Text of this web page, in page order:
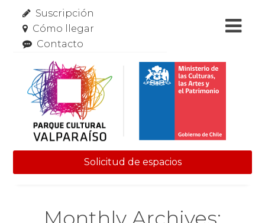
Suscripción
Cómo llegar
Contacto
Solicitud de espacios